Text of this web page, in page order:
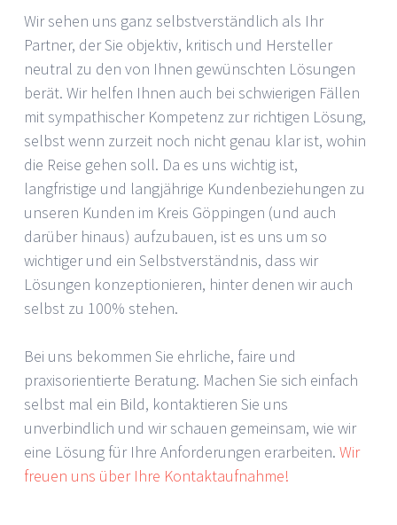
Wir sehen uns ganz selbstverständlich als Ihr
Partner, der Sie objektiv, kritisch und Hersteller
neutral zu den von Ihnen gewünschten Lösungen
berät. Wir helfen Ihnen auch bei schwierigen Fällen
mit sympathischer Kompetenz zur richtigen Lösung,
selbst wenn zurzeit noch nicht genau klar ist, wohin
die Reise gehen soll. Da es uns wichtig ist,
langfristige und langjährige Kundenbeziehungen zu
unseren Kunden im Kreis Göppingen (und auch
darüber hinaus) aufzubauen, ist es uns um so
wichtiger und ein Selbstverständnis, dass wir
Lösungen konzeptionieren, hinter denen wir auch
selbst zu 100% stehen.
Bei uns bekommen Sie ehrliche, faire und
praxisorientierte Beratung. Machen Sie sich einfach
selbst mal ein Bild, kontaktieren Sie uns
unverbindlich und wir schauen gemeinsam, wie wir
eine Lösung für Ihre Anforderungen erarbeiten. Wir
freuen uns über Ihre Kontaktaufnahme!